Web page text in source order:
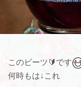
このビーツ🔰です
何時もは↓これ